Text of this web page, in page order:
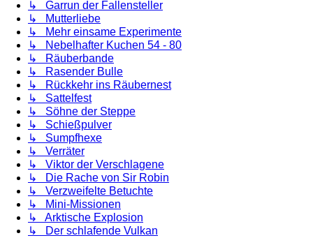
↳ Garrun der Fallensteller
↳ Mutterliebe
↳ Mehr einsame Experimente
↳ Nebelhafter Kuchen 54 - 80
↳ Räuberbande
↳ Rasender Bulle
↳ Rückkehr ins Räubernest
↳ Sattelfest
↳ Söhne der Steppe
↳ Schießpulver
↳ Sumpfhexe
↳ Verräter
↳ Viktor der Verschlagene
↳ Die Rache von Sir Robin
↳ Verzweifelte Betuchte
↳ Mini-Missionen
↳ Arktische Explosion
↳ Der schlafende Vulkan